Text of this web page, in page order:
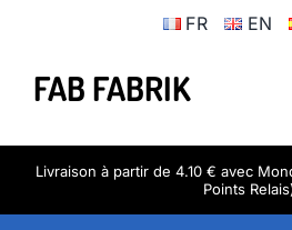
contenu
FR EN
FAB FABRIK
Livraison à partir de 4.10 € avec
Points